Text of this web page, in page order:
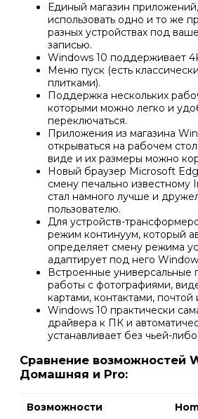
Единый магазин
использовать одно и то же
разных устройствах под
записью.
Windows 10 поддерживает
Меню пуск (есть
плитками).
Поддержка нескольких
которыми можно легко и
переключаться.
Приложения из магазина
открываться на рабочем
виде и их размеры можно
Новый браузер Microsoft
смену печально известному
стал намного лучше и
пользователю.
Для устройств-
режим континуум, который
определяет смену режима
адаптирует под него
Встроенные универсальные
работы с фотографиями,
картами, контактами,
Windows 10 практически
драйвера к ПК и
устанавливает без чьей-
Сравнение возможностей
Домашняя и Pro:
Возможности